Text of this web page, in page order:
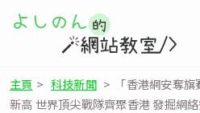
主頁 > 科技新聞 >
「香港網安奪
新高 世界頂尖戰隊齊聚香港 發掘網